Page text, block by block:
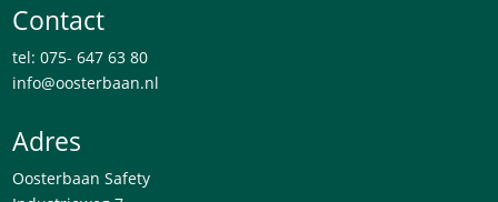
Contact
tel: 075- 647 63 80
info@oosterbaan.nl
Adres
Oosterbaan Safety